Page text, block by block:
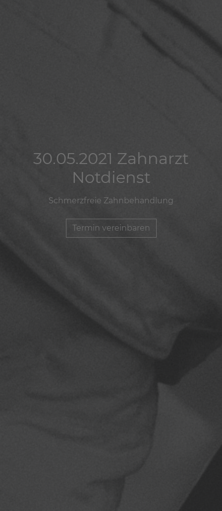
30.05.2021 Zahnarzt
Notdienst
Schmerzfreie Zahnbehandlung
Termin vereinbaren
30.05.2021 Zahnarzt
Notdienst
Schmerzfreie Zahnbehandlung
Termin vereinbaren
30.05.2021 Zahnarzt
Notdienst
Schmerzfreie Zahnbehandlung
Termin vereinbaren